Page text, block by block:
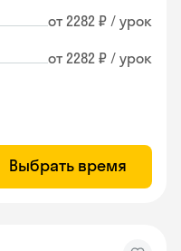
от 2282 ₽ / урок
от 2282 ₽ / урок
Выбрать время